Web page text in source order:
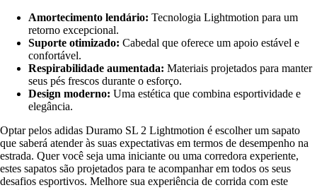
Amortecimento lendário: Tecnologia Lightmotion para um
retorno excepcional.
Suporte otimizado: Cabedal que oferece um apoio estável e
confortável.
Respirabilidade aumentada: Materiais projetados para manter
seus pés frescos durante o esforço.
Design moderno: Uma estética que combina esportividade e
elegância.
Optar pelos adidas Duramo SL 2 Lightmotion é escolher um sapato
que saberá atender às suas expectativas em termos de desempenho na
estrada. Quer você seja uma iniciante ou uma corredora experiente,
estes sapatos são projetados para te acompanhar em todos os seus
desafios esportivos. Melhore sua experiência de corrida com este